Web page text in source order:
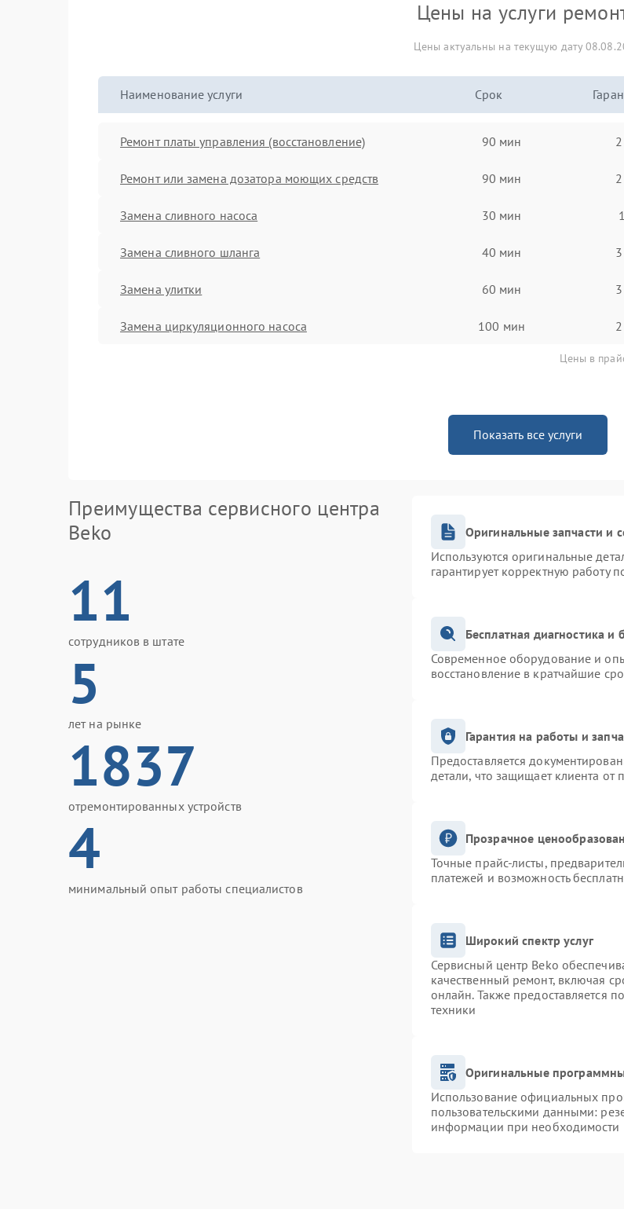
Цены на услуги
Цены актуальны на текущую дату
Наименование услуги Срок
Ремонт платы управления (восстановление) 90 мин
Ремонт или замена дозатора моющих средств 90 мин
Замена сливного насоса 30 мин
Замена сливного шланга 40 мин
Замена улитки 60 мин
Замена циркуляционного насоса 100 мин
Цены в
Показать все услуги
Преимущества сервисного центра
Beko
11
сотрудников в штате
5
лет на рынке
1837
отремонтированных устройств
4
минимальный опыт работы специалистов
Оригинальные запчасти и
Используются оригинальные
гарантирует корректную работу
Бесплатная диагностика
Современное оборудование и
восстановление в кратчайшие
Гарантия на работы и
Предоставляется
детали, что защищает клиента от
Прозрачное
Точные прайс-листы,
платежей и возможность
Широкий спектр услуг
Сервисный центр Beko
качественный ремонт, включая
онлайн. Также предоставляется
техники
Оригинальные
Использование официальных
пользовательскими данными:
информации при необходимости